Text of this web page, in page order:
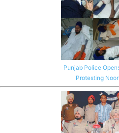
Punjab Police
Protesting